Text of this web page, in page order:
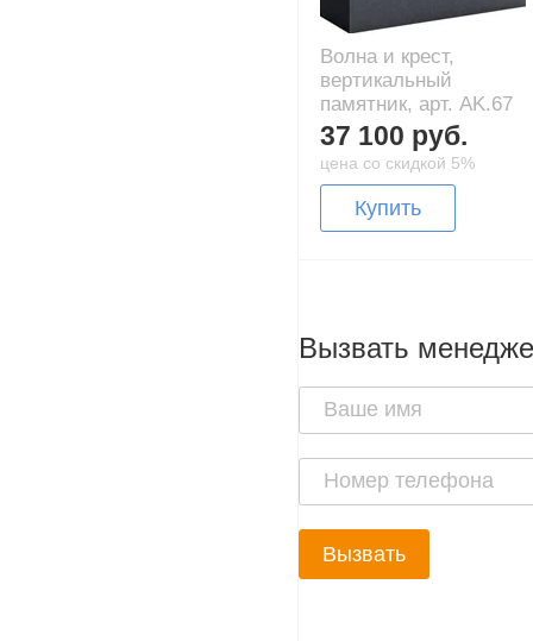
Волна и крест,
вертикальный
памятник, арт. AK.67
37 100 руб.
цена со скидкой 5%
Купить
Вызвать
Вызвать